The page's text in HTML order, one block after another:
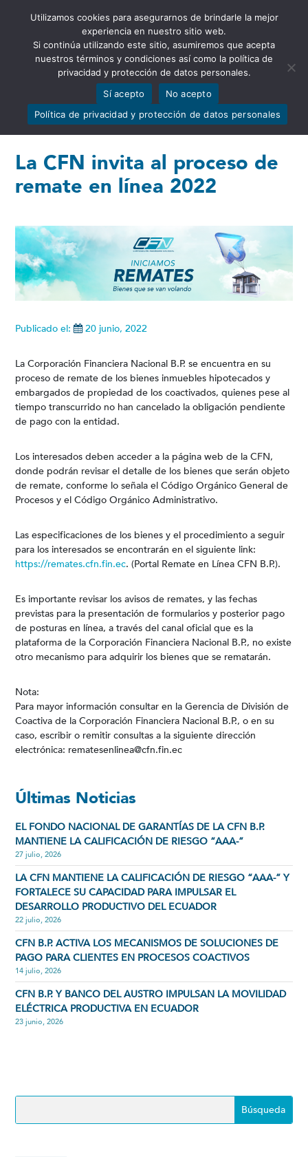
Abrir barra de herramientas
La CFN invita al proceso de
remate en línea 2022
Publicado el: 20 junio, 2022
La Corporación Financiera Nacional B.P. se encuentra en su
proceso de remate de los bienes inmuebles hipotecados y
embargados de propiedad de los coactivados, quienes pese al
tiempo transcurrido no han cancelado la obligación pendiente
de pago con la entidad.
Los interesados deben acceder a la página web de la CFN,
donde podrán revisar el detalle de los bienes que serán objeto
de remate, conforme lo señala el Código Orgánico General de
Procesos y el Código Orgánico Administrativo.
Las especificaciones de los bienes y el procedimiento a seguir
para los interesados se encontrarán en el siguiente link:
https://remates.cfn.fin.ec. (Portal Remate en Línea CFN B.P.).
Es importante revisar los avisos de remates, y las fechas
previstas para la presentación de formularios y posterior pago
de posturas en línea, a través del canal oficial que es la
plataforma de la Corporación Financiera Nacional B.P., no existe
otro mecanismo para adquirir los bienes que se rematarán.
Nota:
Para mayor información consultar en la Gerencia de División de
Coactiva de la Corporación Financiera Nacional B.P., o en su
caso, escribir o remitir consultas a la siguiente dirección
electrónica: rematesenlinea@cfn.fin.ec
Últimas Noticias
EL FONDO NACIONAL DE GARANTÍAS DE LA CFN B.P.
MANTIENE LA CALIFICACIÓN DE RIESGO “AAA-”
27 julio, 2026
LA CFN MANTIENE LA CALIFICACIÓN DE RIESGO “AAA-” Y
FORTALECE SU CAPACIDAD PARA IMPULSAR EL
DESARROLLO PRODUCTIVO DEL ECUADOR
22 julio, 2026
CFN B.P. ACTIVA LOS MECANISMOS DE SOLUCIONES DE
PAGO PARA CLIENTES EN PROCESOS COACTIVOS
14 julio, 2026
CFN B.P. Y BANCO DEL AUSTRO IMPULSAN LA MOVILIDAD
ELÉCTRICA PRODUCTIVA EN ECUADOR
23 junio, 2026
Utilizamos cookies para asegurarnos de brindarle la mejor
experiencia en nuestro sitio web.
Si continúa utilizando este sitio, asumiremos que acepta
nuestros términos y condiciones así como la política de
privacidad y protección de datos personales.
Sí acepto
No acepto
Política de privacidad y protección de datos personales